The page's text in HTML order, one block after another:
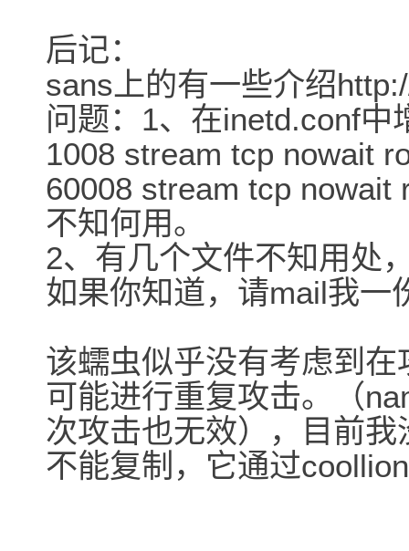
后记：
sans上的有一些介绍
问题：1、在inetd.conf中
1008 stream tcp nowait
60008 stream tcp nowait
不知何用。
2、有几个文件不知用处
如果你知道，请mail我一
该蠕虫似乎没有考虑到
可能进行重复攻击。（
次攻击也无效），目前
不能复制，它通过